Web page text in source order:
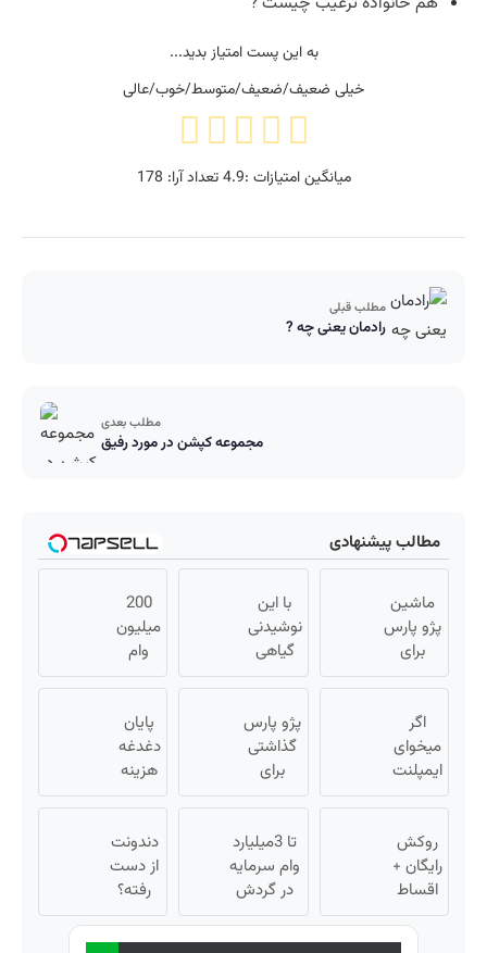
به این پست امتیاز بدید...
خیلی ضعیف/ضعیف/متوسط/خوب/عالی
میانگین امتیازات :4.9تعداد آرا: 178
مطلب قبلی
رادمان یعنی چه ?
مطلب بعدی
مجموعه کپشن در مورد رفیق
مطالب پیشنهادی
ماشین
پژو پارس
برای
فروش
اینجا
سریع
بفروشش
با این
نوشیدنی
گیاهی
کبدت
پرقدرته55%تخفیف
200
میلیون
وام
خرید
نقره
بدون
ضامن
اگر
میخوای
ایمپلنت
کنی
الان
وقتشه
| فقط با
۲۵
میلیون
پژو پارس
گذاشتی
برای
فروش؟؟
راحت
بفروشش
پایان
دغدغه
هزینه
های
پزشکی
با پک
سفید
کننده
خانگی
روکش
رایگان +
اقساط
۱۲ ماهه
ایمپلنت
تا 3میلیارد
وام سرمایه
در گردش
فروشندگان
=>
دندونت
از دست
رفته؟
وقت
ایمپلنت